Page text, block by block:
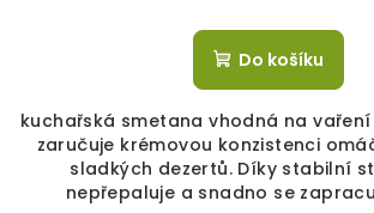
Do košíku
kuchařská smetana vhodná na
zaručuje krémovou konzistenci
sladkých dezertů. Díky stabilní
nepřepaluje a snadno se